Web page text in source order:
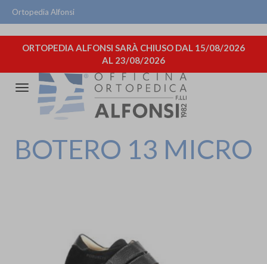
Ortopedia Alfonsi
ORTOPEDIA ALFONSI SARÀ CHIUSO DAL 15/08/2026
AL 23/08/2026
Attiva/disattiva
navigazione
BOTERO 13 MICRO